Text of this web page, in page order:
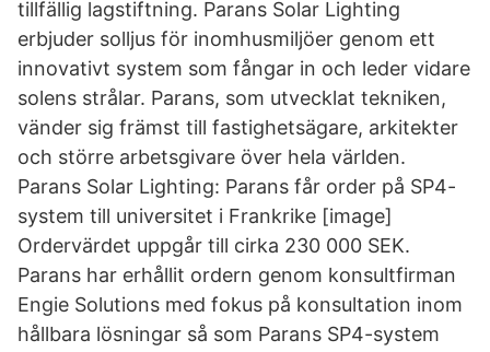
tillfällig lagstiftning. Parans Solar Lighting
erbjuder solljus för inomhusmiljöer genom ett
innovativt system som fångar in och leder vidare
solens strålar. Parans, som utvecklat tekniken,
vänder sig främst till fastighetsägare, arkitekter
och större arbetsgivare över hela världen.
Parans Solar Lighting: Parans får order på SP4-
system till universitet i Frankrike [image]
Ordervärdet uppgår till cirka 230 000 SEK.
Parans har erhållit ordern genom konsultfirman
Engie Solutions med fokus på konsultation inom
hållbara lösningar så som Parans SP4-system